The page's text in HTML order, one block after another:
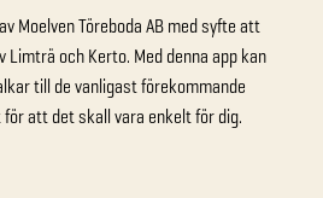
Moelven Töreboda AB med syfte att
Limträ och Kerto. Med denna app kan
till de vanligast förekommande
att det skall vara enkelt för dig.